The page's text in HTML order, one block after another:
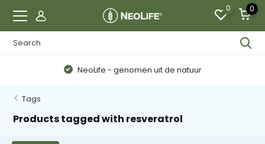
0 0
NeoLife - genomen uit de natuur
Tags
Products tagged with resveratrol